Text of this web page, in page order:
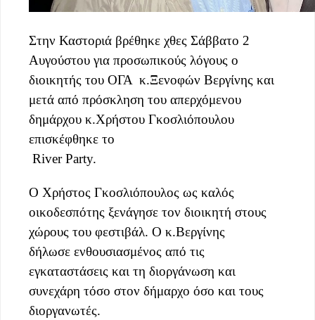
Στην Καστοριά βρέθηκε χθες Σάββατο 2
Αυγούστου για προσωπικούς λόγους ο
διοικητής του ΟΓΑ κ.Ξενοφών Βεργίνης και
μετά από πρόσκληση του απερχόμενου
δημάρχου κ.Χρήστου Γκοσλιόπουλου
επισκέφθηκε το
River Party.
Ο Χρήστος Γκοσλιόπουλος ως καλός
οικοδεσπότης ξενάγησε τον διοικητή στους
χώρους του φεστιβάλ. Ο κ.Βεργίνης
δήλωσε ενθουσιασμένος από τις
εγκαταστάσεις και τη διοργάνωση και
συνεχάρη τόσο στον δήμαρχο όσο και τους
διοργανωτές.